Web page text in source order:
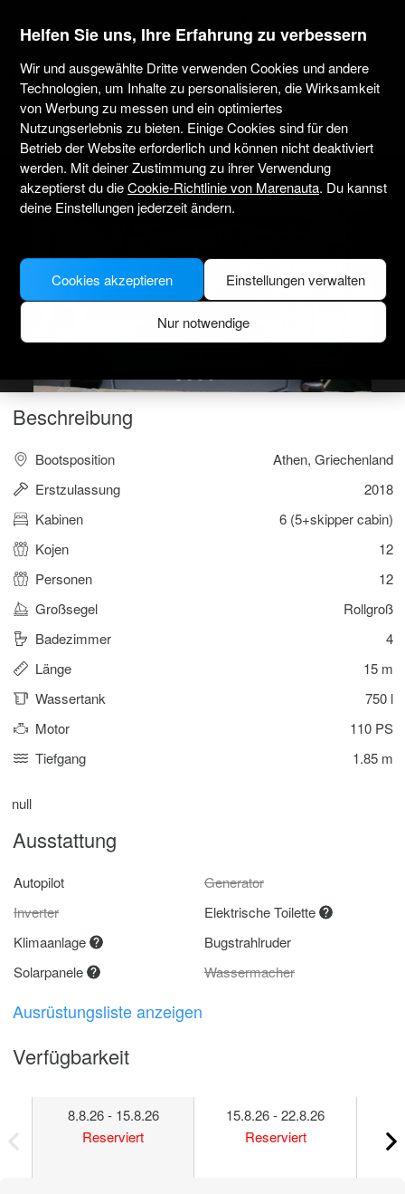
marenauta
Beneteau Oceanis 51.1 - Athen
4.7(1 über Charter) Nur ohne Skipper
Professionell
Marina Alimos Kalamaki
Verifiziertes Boot
Beschreibung
Bootsposition
Athen, Griechenland
Erstzulassung
2018
Kabinen
6 (5+skipper cabin)
Kojen
12
Personen
12
Großsegel
Rollgroß
Badezimmer
4
Länge
15 m
Wassertank
750 l
Motor
110 PS
Tiefgang
1.85 m
null
Ausstattung
Autopilot
Generator
Inverter
Elektrische Toilette
Klimaanlage
Bugstrahlruder
Solarpanele
Wassermacher
Ausrüstungsliste anzeigen
Verfügbarkeit
8.8.26 - 15.8.26
Reserviert
15.8.26 - 22.8.26
Reserviert
Helfen Sie uns, Ihre Erfahrung zu verbessern
Wir und ausgewählte Dritte verwenden Cookies und andere
Technologien, um Inhalte zu personalisieren, die Wirksamkeit
von Werbung zu messen und ein optimiertes
Nutzungserlebnis zu bieten. Einige Cookies sind für den
Betrieb der Website erforderlich und können nicht deaktiviert
werden. Mit deiner Zustimmung zu ihrer Verwendung
akzeptierst du dieCookie-Richtlinie von Marenauta. Du kannst
deine Einstellungen jederzeit ändern.
Einstellungen verwalten
Nur notwendige
Cookies akzeptieren